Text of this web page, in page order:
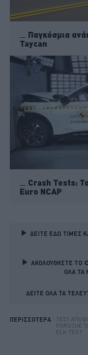
Παγκόσμια
Taycan
Crash Tests:
Euro NCAP
ΔΕΙΤΕ ΕΔΩ ΤΙΜΕΣ
ΑΚΟΛΟΥΘΗΣΤΕ ΤΟ
ΟΛΑ ΤΑ
ΔΕΙΤΕ ΟΛΑ ΤΑ
ΠΕΡΙΣΣΟΤΕΡΑ ΤΕΣΤ
PORSCHE
ELK TEST